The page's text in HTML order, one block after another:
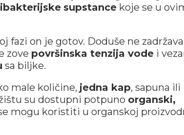
supstance koje se u
fazi on je gotov. Doduše ne
zove površinska tenzija vode i
sa biljke.
male količine, jedna kap, sapuna ili
su dostupni potpuno organski,
mogu koristiti u organskoj